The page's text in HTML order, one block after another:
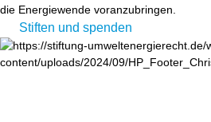
die Energiewende voranzubringen.
Stiften und spenden